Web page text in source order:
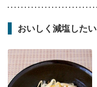
おいしく減塩したい